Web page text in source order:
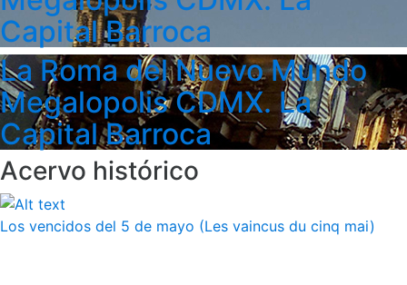
Capital Barroca
La Roma del Nuevo Mundo
Megalopolis CDMX. La
Capital Barroca
Acervo histórico
Los vencidos del 5 de mayo (Les vaincus du cinq mai)